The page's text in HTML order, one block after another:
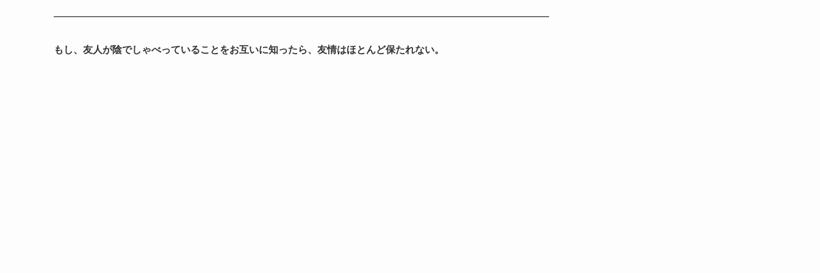
もし、友人が陰でしゃべっていることをお互いに知ったら、友情はほとんど保たれない。